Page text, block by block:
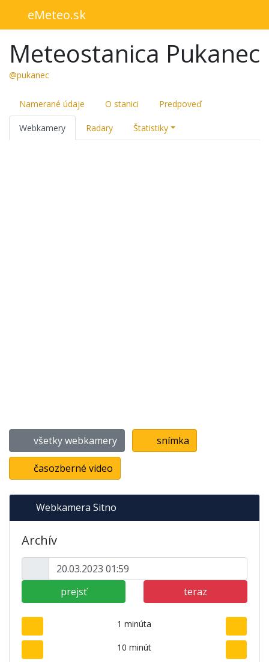
eMeteo.sk
Meteostanica Pukanec
@pukanec
Namerané údaje O stanici Predpoveď
Webkamery Radary Štatistiky
všetky webkamery snímka
časozberné video
Webkamera Sitno
Archív
prejsť teraz
1 minúta
10 minút